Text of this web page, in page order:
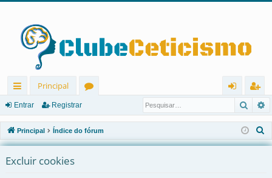
in
ks
rá
pi
Principal
u
ns
ra
r
eg
ist
ra
Entrar Registrar
Principal Índice do fórum
e
Excluir cookies